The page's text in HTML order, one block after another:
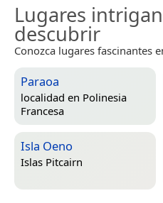
Lugares
descubrir
Conozca lugares fascinantes
Paraoa
localidad en Polinesia
Francesa
Isla Oeno
Islas Pitcairn